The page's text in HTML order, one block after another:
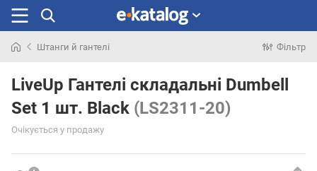
раніше
Штанги й гантелі Фільтр
LiveUp Гантелі складальні Dumbell
Set 1 шт. Black (LS2311-20)
Очікується у продажу